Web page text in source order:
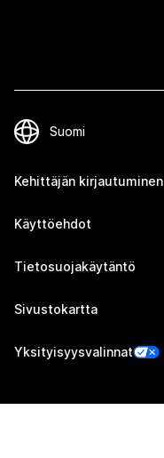
Kehittäjän kirjautuminen
Käyttöehdot
Tietosuojakäytäntö
Sivustokartta
Yksityisyysvalinnat